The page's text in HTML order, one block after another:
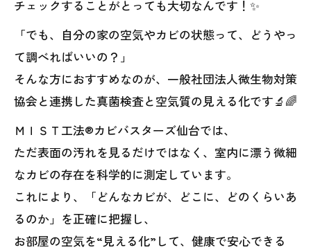
チェックすることがとっても大切なんです！✨
「でも、自分の家の空気やカビの状態って、どうやっ
て調べればいいの？」
そんな方におすすめなのが、一般社団法人微生物対策
協会と連携した真菌検査と空気質の見える化です🔬🌈
ＭＩＳＴ工法®カビバスターズ仙台では、
ただ表面の汚れを見るだけではなく、室内に漂う微細
なカビの存在を科学的に測定しています。
これにより、「どんなカビが、どこに、どのくらいあ
るのか」を正確に把握し、
お部屋の空気を“見える化”して、健康で安心できる